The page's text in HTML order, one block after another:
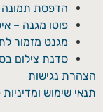
הדפסת תמונה
פוטו מגנה –
מגנט מזמור
סדנת צילום
הצהרת נגישות
תנאי שימוש